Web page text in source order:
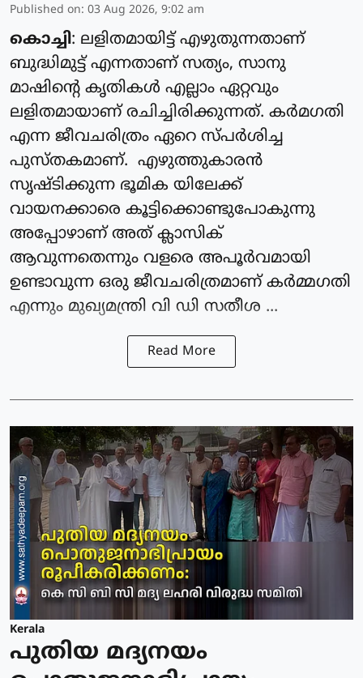
Published on: 03 Aug 2026, 9:02 am
കൊച്ചി: ലളിതമായിട്ട് എഴുതുന്നതാണ്
ബുദ്ധിമുട്ട് എന്നതാണ് സത്യം, സാനു
മാഷിന്റെ കൃതികൾ എല്ലാം ഏറ്റവും
ലളിതമായാണ് രചിച്ചിരിക്കുന്നത്. കർമഗതി
എന്ന ജീവചരിത്രം ഏറെ സ്പർശിച്ച
പുസ്തകമാണ്. എഴുത്തുകാരൻ
സൃഷ്ടിക്കുന്ന ഭൂമിക യിലേക്ക്
വായനക്കാരെ കൂട്ടിക്കൊണ്ടുപോകുന്നു
അപ്പോഴാണ് അത് ക്ലാസിക്
ആവുന്നതെന്നും വളരെ അപൂർവമായി
ഉണ്ടാവുന്ന ഒരു ജീവചരിത്രമാണ് കർമ്മഗതി
എന്നും മുഖ്യമന്ത്രി വി ഡി സതീശ ...
Read More
Kerala
പുതിയ മദ്യനയം